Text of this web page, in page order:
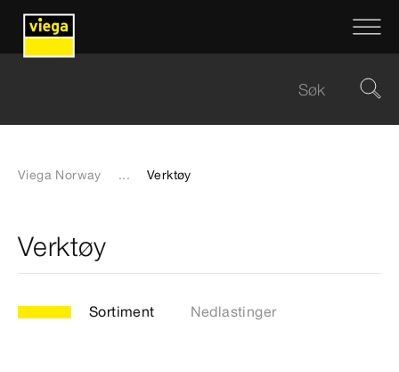
Viega Norway ... Verktøy
Verktøy
Sortiment Nedlastinger